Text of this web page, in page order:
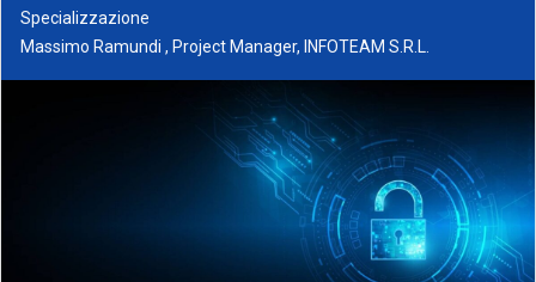
Specializzazione
Massimo Ramundi , Project Manager, INFOTEAM S.R.L.